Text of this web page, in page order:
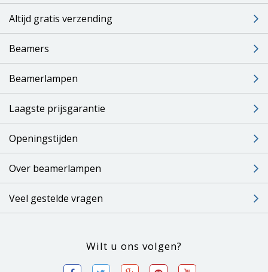
Altijd gratis verzending
Beamers
Beamerlampen
Laagste prijsgarantie
Openingstijden
Over beamerlampen
Veel gestelde vragen
Wilt u ons volgen?